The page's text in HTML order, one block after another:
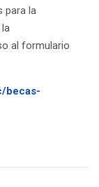
para la
al formulario
becas-